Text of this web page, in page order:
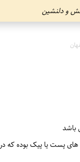
و دلنشین
باشد
های پست یا پیک بوده که